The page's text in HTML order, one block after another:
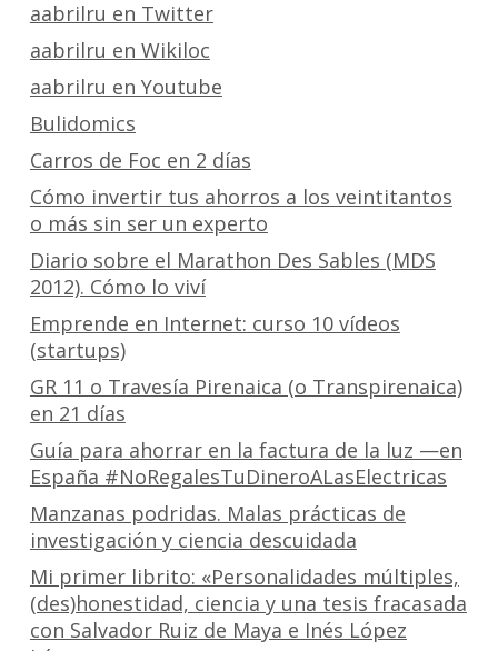
aabrilru en Twitter
aabrilru en Wikiloc
aabrilru en Youtube
Bulidomics
Carros de Foc en 2 días
Cómo invertir tus ahorros a los veintitantos
o más sin ser un experto
Diario sobre el Marathon Des Sables (MDS
2012). Cómo lo viví
Emprende en Internet: curso 10 vídeos
(startups)
GR 11 o Travesía Pirenaica (o Transpirenaica)
en 21 días
Guía para ahorrar en la factura de la luz —en
España #NoRegalesTuDineroALasElectricas
Manzanas podridas. Malas prácticas de
investigación y ciencia descuidada
Mi primer librito: «Personalidades múltiples,
(des)honestidad, ciencia y una tesis fracasada
con Salvador Ruiz de Maya e Inés López